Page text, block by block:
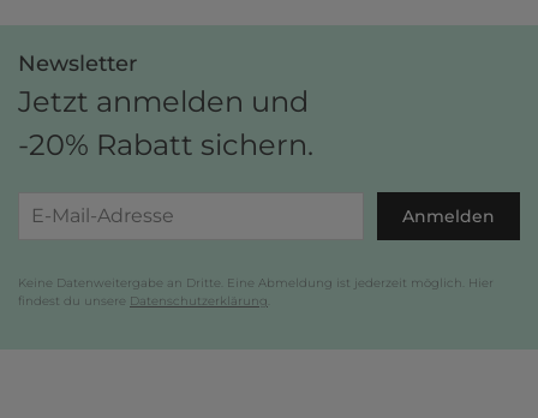
Newsletter
Jetzt anmelden und
-20% Rabatt sichern.
Anmelden
Keine Datenweitergabe an Dritte. Eine Abmeldung ist jederzeit möglich. Hier
findest du unsere Datenschutzerklärung